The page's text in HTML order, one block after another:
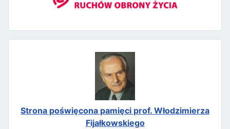
Strona poświęcona pamięci prof. Włodzimierza
Fijałkowskiego